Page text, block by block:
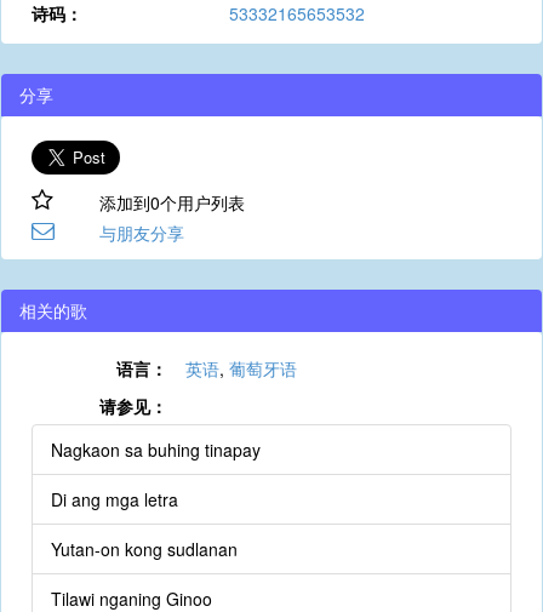
诗码：
53332165653532
分享
添加到0个用户列表
与朋友分享
相关的歌
语言： 英语, 葡萄牙语
请参见：
Nagkaon sa buhing tinapay
Di ang mga letra
Yutan-on kong sudlanan
Tilawi nganing Ginoo